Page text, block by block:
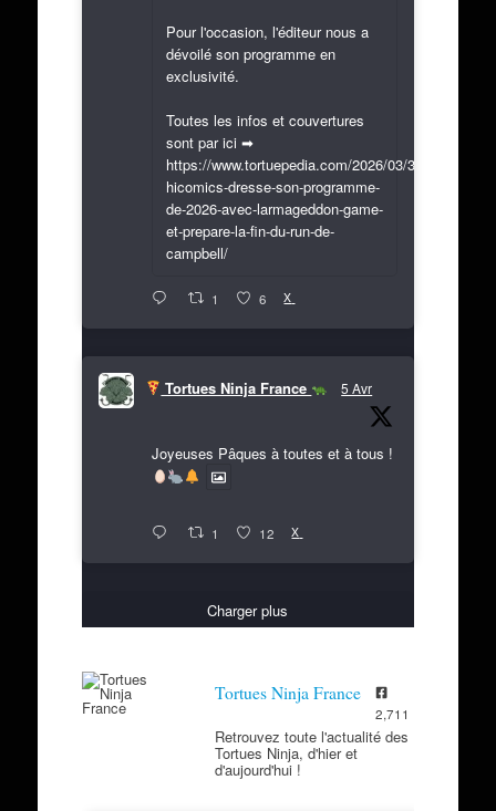
Pour l'occasion, l'éditeur nous a
dévoilé son programme en
exclusivité.
Toutes les infos et couvertures
sont par ici ➡
https://www.tortuepedia.com/2026/03/31/exclusif-
hicomics-dresse-son-programme-
de-2026-avec-larmageddon-game-
et-prepare-la-fin-du-run-de-
campbell/
1 6 X
Tortues Ninja France 5 Avr
Joyeuses Pâques à toutes et à tous !
1 12 X
Charger plus
Tortues Ninja France
2,711
Retrouvez toute l'actualité des
Tortues Ninja, d'hier et
d'aujourd'hui !